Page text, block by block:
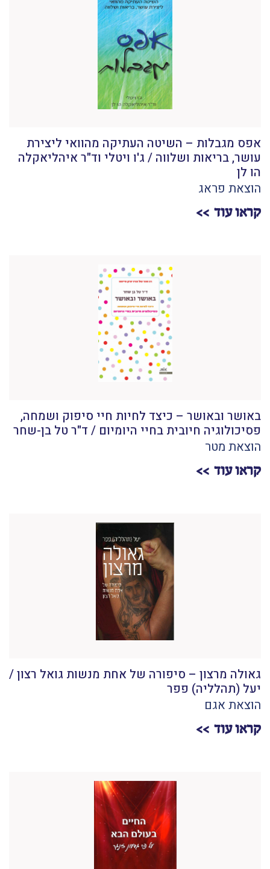
אפס מגבלות – השיטה העתיקה מהוואי ליצירת
עושר, בריאות ושלווה / ג'ו ויטלי וד"ר איהליאקלה
הו לן
הוצאת פראג
קראו עוד
באושר ובאושר – כיצד לחיות חיי סיפוק ושמחה,
פסיכולוגיה חיובית בחיי היומיום / ד"ר טל בן-שחר
הוצאת מטר
קראו עוד
גאולה מרצון – סיפורה של אחת מנשות גואל רצון /
יעל (תהלליה) פפר
הוצאת אגם
קראו עוד